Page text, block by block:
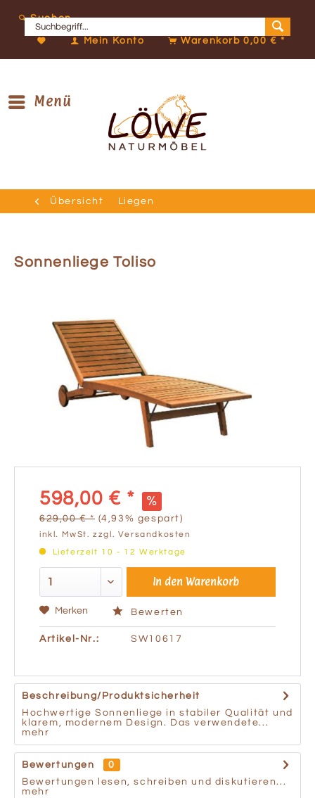
Suchen
Mein Konto Warenkorb0,00 € *
Menü
Übersicht Liegen
Sonnenliege Toliso
598,00 € *
629,00 € * (4,93% gespart)
inkl. MwSt.zzgl. Versandkosten
Lieferzeit 10 - 12 Werktage
In den Warenkorb
Merken Bewerten
Artikel-Nr.: SW10617
Beschreibung/Produktsicherheit
Hochwertige Sonnenliege in stabiler Qualität und
klarem, modernem Design. Das verwendete...
mehr
Bewertungen
0
Bewertungen lesen, schreiben und diskutieren...
mehr